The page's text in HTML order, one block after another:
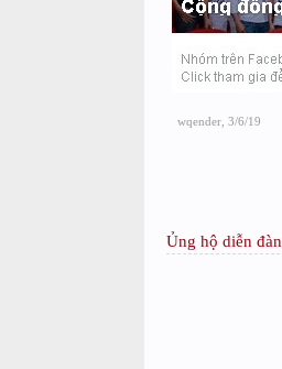
wqender, 3/6/19
Ủng hộ diễn đàn